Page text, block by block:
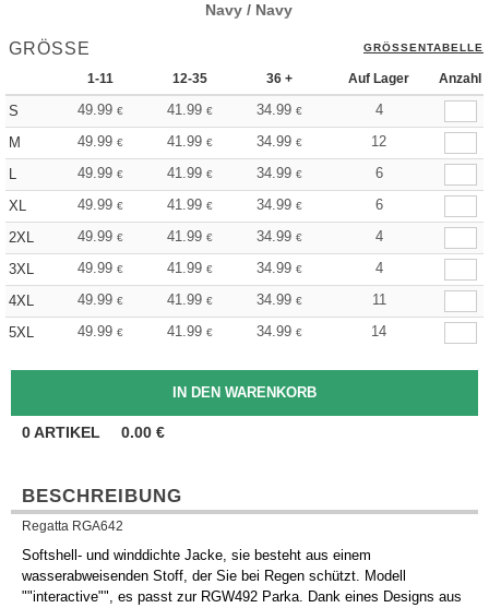
Navy / Navy
GRÖSSE GRÖSSENTABELLE
1-11 12-35 36 + Auf Lager Anzahl
S 49.99 € 41.99 € 34.99 €
4
M
49.99 € 41.99 € 34.99 €
12
L
49.99 € 41.99 € 34.99 €
6
XL
49.99 € 41.99 € 34.99 €
6
2XL
49.99 € 41.99 € 34.99 €
4
3XL
49.99 € 41.99 € 34.99 €
4
4XL
49.99 € 41.99 € 34.99 €
11
5XL
49.99 € 41.99 € 34.99 € 14
0ARTIKEL 0.00 €
BESCHREIBUNG
Regatta RGA642
Softshell- und winddichte Jacke, sie besteht aus einem
wasserabweisenden Stoff, der Sie bei Regen schützt. Modell
""interactive"", es passt zur RGW492 Parka. Dank eines Designs aus